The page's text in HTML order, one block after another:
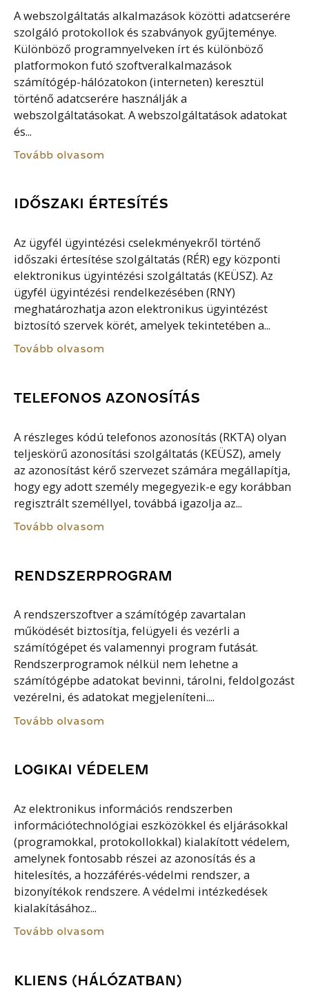
A webszolgáltatás alkalmazások közötti adatcserére
szolgáló protokollok és szabványok gyűjteménye.
Különböző programnyelveken írt és különböző
platformokon futó szoftveralkalmazások
számítógép-hálózatokon (interneten) keresztül
történő adatcserére használják a
webszolgáltatásokat. A webszolgáltatások adatokat
és...
Tovább olvasom
IDŐSZAKI ÉRTESÍTÉS
Az ügyfél ügyintézési cselekményekről történő
időszaki értesítése szolgáltatás (RÉR) egy központi
elektronikus ügyintézési szolgáltatás (KEÜSZ). Az
ügyfél ügyintézési rendelkezésében (RNY)
meghatározhatja azon elektronikus ügyintézést
biztosító szervek körét, amelyek tekintetében a...
Tovább olvasom
TELEFONOS AZONOSÍTÁS
A részleges kódú telefonos azonosítás (RKTA) olyan
teljeskörű azonosítási szolgáltatás (KEÜSZ), amely
az azonosítást kérő szervezet számára megállapítja,
hogy egy adott személy megegyezik-e egy korábban
regisztrált személlyel, továbbá igazolja az...
Tovább olvasom
RENDSZERPROGRAM
A rendszerszoftver a számítógép zavartalan
működését biztosítja, felügyeli és vezérli a
számítógépet és valamennyi program futását.
Rendszerprogramok nélkül nem lehetne a
számítógépbe adatokat bevinni, tárolni, feldolgozást
vezérelni, és adatokat megjeleníteni....
Tovább olvasom
LOGIKAI VÉDELEM
Az elektronikus információs rendszerben
információtechnológiai eszközökkel és eljárásokkal
(programokkal, protokollokkal) kialakított védelem,
amelynek fontosabb részei az azonosítás és a
hitelesítés, a hozzáférés-védelmi rendszer, a
bizonyítékok rendszere. A védelmi intézkedések
kialakításához...
Tovább olvasom
KLIENS (HÁLÓZATBAN)